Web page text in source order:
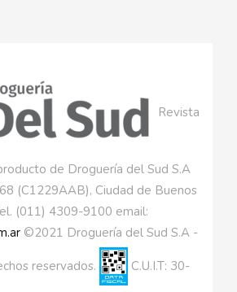
Revista
de Droguería del Sud S.A
(C1229AAB), Ciudad de Buenos
(011) 4309-9100 email:
©2021 Droguería del Sud S.A -
reservados. C.U.I.T: 30-